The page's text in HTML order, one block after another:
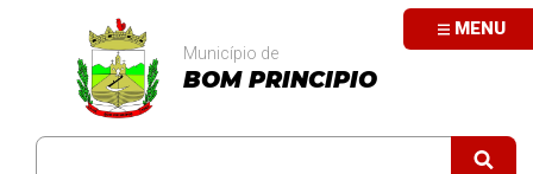
MENU
Município de
BOM PRINCIPIO